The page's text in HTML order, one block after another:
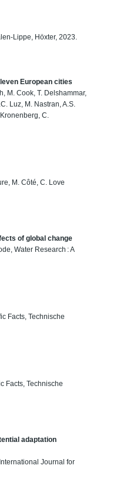
Lippe, Höxter, 2023.
European cities
M. Cook, T. Delshammar,
Luz, M. Nastran, A.S.
C.
M. Côté, C. Love
of global change
Water Research : A
Facts, Technische
Facts, Technische
adaptation
Journal for